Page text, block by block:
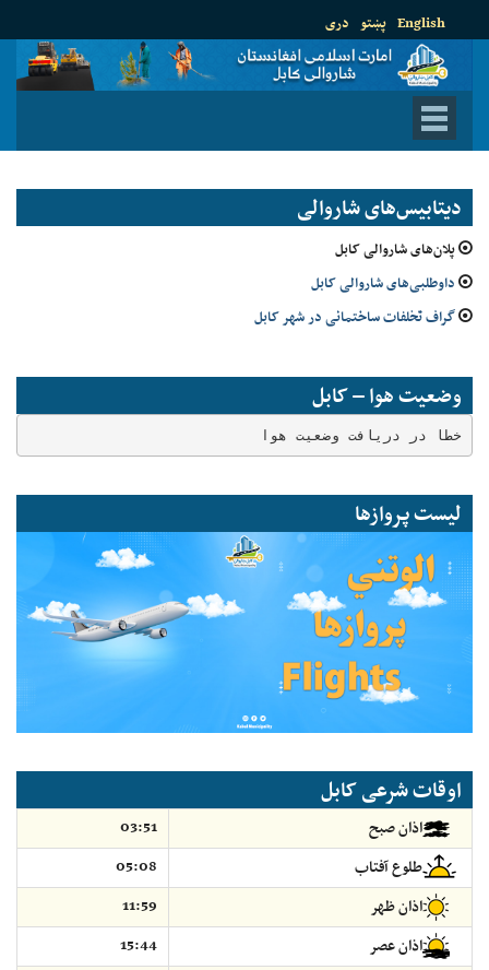
دری پښتو English
دیتابیس‌های شاروالی
پلان‌های شاروالی کابل
داوطلبی‌های شاروالی کابل
گراف تخلفات ساختمانی در شهر کابل
وضعیت هوا – کابل
خطا در دریافت وضعیت هوا
لیست پروازها
اوقات شرعی کابل
اذان صبح
03:51
طلوع آفتاب
05:08
اذان ظهر
11:59
اذان عصر
15:44